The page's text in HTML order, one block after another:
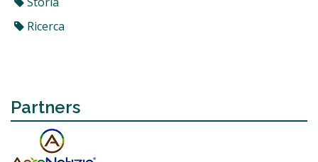
Ricerca
Partners